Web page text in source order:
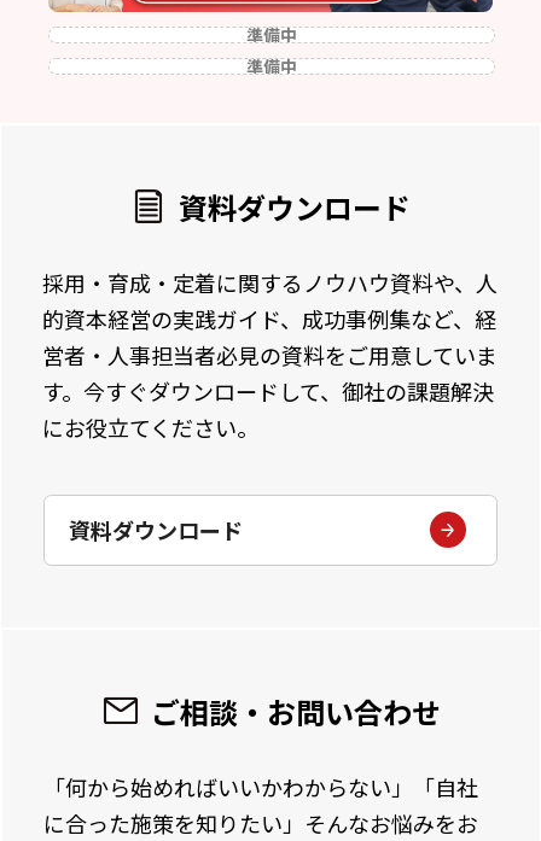
準備中
準備中
資料ダウンロード
採用・育成・定着に関するノウハウ資料や、人
的資本経営の実践ガイド、成功事例集など、経
営者・人事担当者必見の資料をご用意していま
す。今すぐダウンロードして、御社の課題解決
にお役立てください。
資料ダウンロード
ご相談・お問い合わせ
「何から始めればいいかわからない」「自社
に合った施策を知りたい」そんなお悩みをお